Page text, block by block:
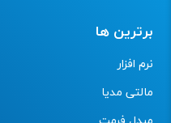
برترین ها
نرم افزار
مالتی مدیا